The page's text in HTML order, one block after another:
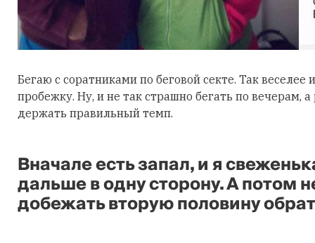
Бегаю с соратниками по беговой секте. Так
пробежку. Ну, и не так страшно бегать по вечерам,
держать правильный темп.
Вначале есть запал, и я
дальше в одну сторону. А потом
добежать вторую половину